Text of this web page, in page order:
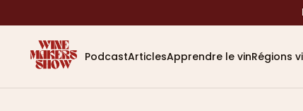
PodcastArticlesApprendre le vinRégions